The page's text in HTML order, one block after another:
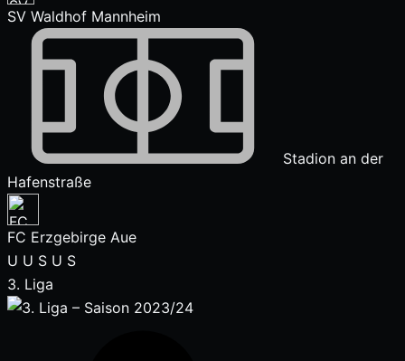
SV Waldhof Mannheim
Stadion an der
Hafenstraße
FC Erzgebirge Aue
U U S U S
3. Liga